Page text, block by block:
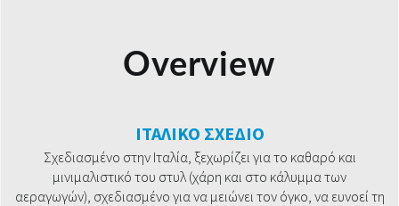
Overview
ΙΤΑΛΙΚΟ ΣΧΕΔΙΟ
Σχεδιασμένο στην Ιταλία, ξεχωρίζει για το καθαρό και
μινιμαλιστικό του στυλ (χάρη και στο κάλυμμα των
αεραγωγών), σχεδιασμένο για να μειώνει τον όγκο, να ευνοεί τη